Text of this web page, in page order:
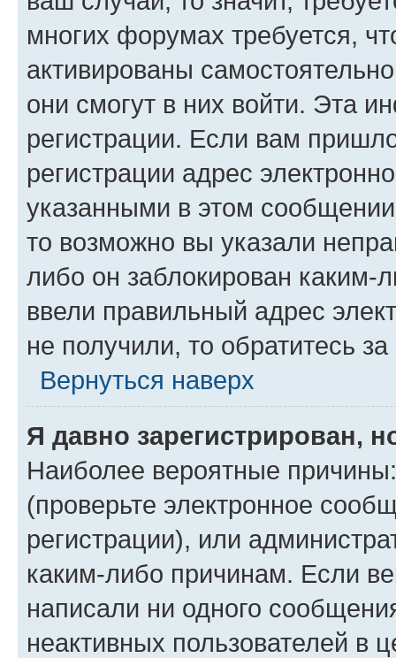
многих форумах требуется,
активированы
они смогут в них войти. Эта
регистрации. Если вам
регистрации адрес
указанными в этом
то возможно вы указали
либо он заблокирован
ввели правильный адрес
не получили, то обратитесь
Вернуться наверх
Я давно зарегистрирован,
Наиболее вероятные
(проверьте электронное
регистрации), или
каким-либо причинам. Если
написали ни одного
неактивных пользователей в